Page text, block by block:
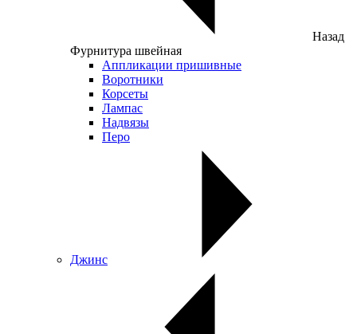
Назад
Фурнитура швейная
Аппликации пришивные
Воротники
Корсеты
Лампас
Надвязы
Перо
Джинс